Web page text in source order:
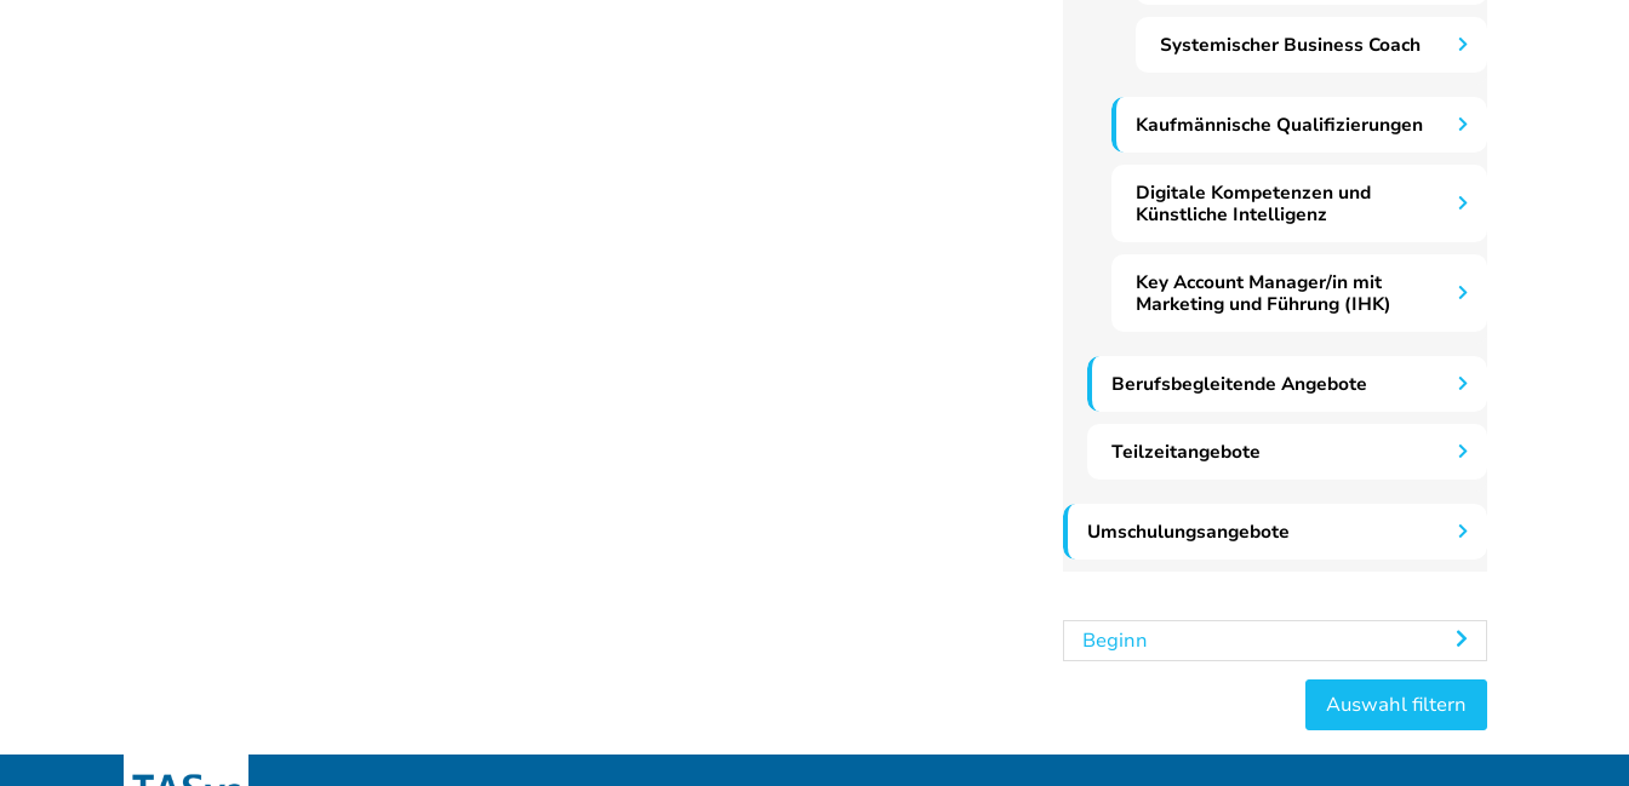
Systemischer Business Coach
Kaufmännische Qualifizierungen
Digitale Kompetenzen und
Künstliche Intelligenz
Key Account Manager/in mit
Marketing und Führung (IHK)
Berufsbegleitende Angebote
Teilzeitangebote
Umschulungsangebote
Beginn